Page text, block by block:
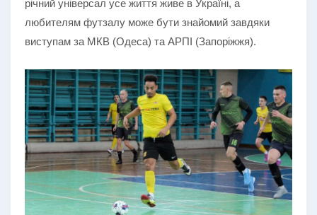
річний універсал усе життя живе в Україні, а
любителям футзалу може бути знайомий завдяки
виступам за МКВ (Одеса) та АРПІ (Запоріжжя).